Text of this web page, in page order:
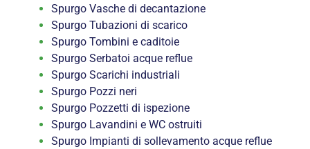
Spurgo Vasche di decantazione
Spurgo Tubazioni di scarico
Spurgo Tombini e caditoie
Spurgo Serbatoi acque reflue
Spurgo Scarichi industriali
Spurgo Pozzi neri
Spurgo Pozzetti di ispezione
Spurgo Lavandini e WC ostruiti
Spurgo Impianti di sollevamento acque reflue